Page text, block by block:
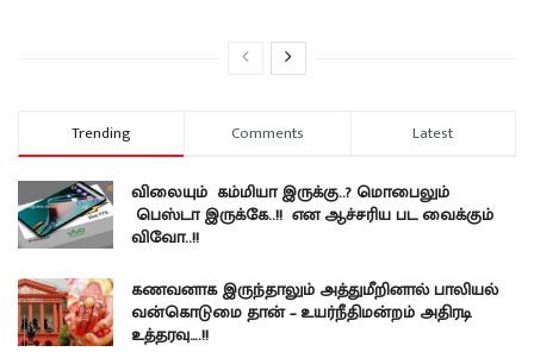
Trending Comments Latest
விலையும் கம்மியா இருக்கு..? மொபைலும்
பெஸ்டா இருக்கே..!! என ஆச்சரிய பட வைக்கும்
விவோ..!!
கணவனாக இருந்தாலும் அத்துமீறினால் பாலியல்
வன்கொடுமை தான் – உயர்நீதிமன்றம் அதிரடி
உத்தரவு….!!